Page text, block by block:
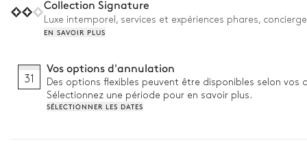
Collection Signature
Luxe intemporel, services et expériences phares,
EN SAVOIR PLUS
31
Vos options d'annulation
Des options flexibles peuvent être disponibles selon vos
Sélectionnez une période pour en savoir plus.
SÉLECTIONNER LES DATES